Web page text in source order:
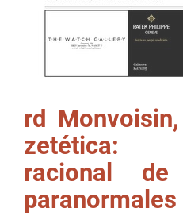
rd
zetética:
racional de
paranormales